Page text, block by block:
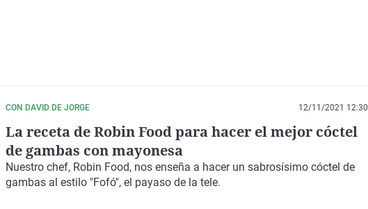
CON DAVID DE JORGE 12/11/2021 12:30
La receta de Robin Food para hacer el mejor cóctel
de gambas con mayonesa
Nuestro chef, Robin Food, nos enseña a hacer un sabrosísimo cóctel de
gambas al estilo "Fofó", el payaso de la tele.